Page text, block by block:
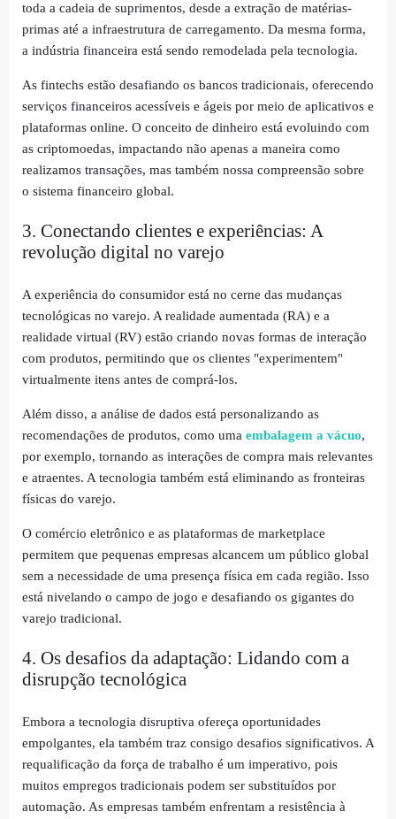
toda a cadeia de suprimentos, desde a extração de matérias-
primas até a infraestrutura de carregamento. Da mesma forma,
a indústria financeira está sendo remodelada pela tecnologia.
As fintechs estão desafiando os bancos tradicionais, oferecendo
serviços financeiros acessíveis e ágeis por meio de aplicativos e
plataformas online. O conceito de dinheiro está evoluindo com
as criptomoedas, impactando não apenas a maneira como
realizamos transações, mas também nossa compreensão sobre
o sistema financeiro global.
3. Conectando clientes e experiências: A
revolução digital no varejo
A experiência do consumidor está no cerne das mudanças
tecnológicas no varejo. A realidade aumentada (RA) e a
realidade virtual (RV) estão criando novas formas de interação
com produtos, permitindo que os clientes "experimentem"
virtualmente itens antes de comprá-los.
Além disso, a análise de dados está personalizando as
recomendações de produtos, como uma embalagem a vácuo,
por exemplo, tornando as interações de compra mais relevantes
e atraentes. A tecnologia também está eliminando as fronteiras
físicas do varejo.
O comércio eletrônico e as plataformas de marketplace
permitem que pequenas empresas alcancem um público global
sem a necessidade de uma presença física em cada região. Isso
está nivelando o campo de jogo e desafiando os gigantes do
varejo tradicional.
4. Os desafios da adaptação: Lidando com a
disrupção tecnológica
Embora a tecnologia disruptiva ofereça oportunidades
empolgantes, ela também traz consigo desafios significativos. A
requalificação da força de trabalho é um imperativo, pois
muitos empregos tradicionais podem ser substituídos por
automação. As empresas também enfrentam a resistência à